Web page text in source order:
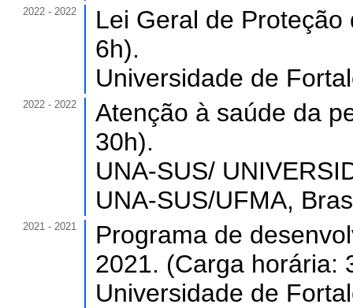
2022 - 2022
Lei Geral de
6h).
Universidade de
2022 - 2022
Atenção à saúde da
30h).
UNA-SUS/
UNA-SUS/UFMA,
2021 - 2021
Programa de
2021. (Carga horária:
Universidade de